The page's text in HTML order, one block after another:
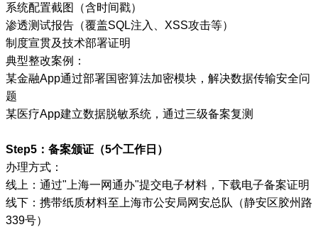
系统配置截图（含时间戳）
渗透测试报告（覆盖SQL注入、XSS攻击等）
制度宣贯及技术部署证明
典型整改案例：
某金融App通过部署国密算法加密模块，解决数据传输安全问
题
某医疗App建立数据脱敏系统，通过三级备案复测
Step5：备案颁证（5个工作日）
办理方式：
线上：通过"上海一网通办"提交电子材料，下载电子备案证明
线下：携带纸质材料至上海市公安局网安总队（静安区胶州路
339号）